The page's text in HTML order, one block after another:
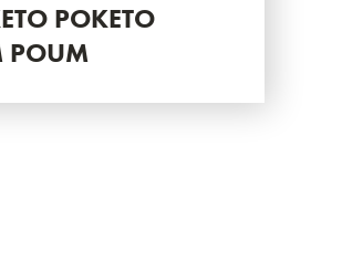
POKETO
POUM